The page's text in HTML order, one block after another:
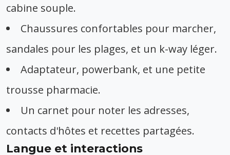
cabine souple.
Chaussures confortables pour marcher,
sandales pour les plages, et un k-way léger.
Adaptateur, powerbank, et une petite
trousse pharmacie.
Un carnet pour noter les adresses,
contacts d'hôtes et recettes partagées.
Langue et interactions